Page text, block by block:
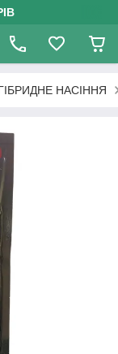
НАСІННЯ